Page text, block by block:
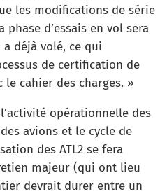
les modifications de série
phase d’essais en vol sera
déjà volé, ce qui
de certification de
le cahier des charges. »
opérationnelle des
avions et le cycle de
des ATL2 se fera
majeur (qui ont lieu
devrait durer entre un